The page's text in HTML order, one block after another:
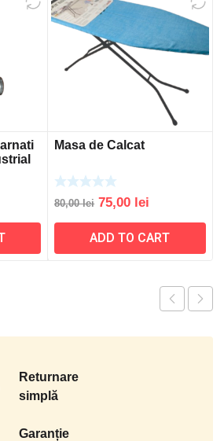
lei.
Masa de Calcat
80,00lei Original
price
was:
80,00 lei.
75,00 lei
price
is:
75,00 lei.
ADD TO CART
Returnare
simplă
Garanție